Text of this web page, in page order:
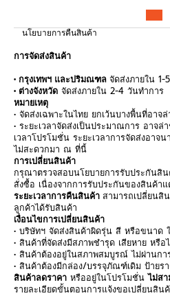
นโยบายการคืนสินค้า
การจัดส่งสินค้า
• กรุงเทพฯ และปริมณฑล จัดส่งภายใน 1-
• ต่างจังหวัด จัดส่งภายใน 2-4 วันทำการ
หมายเหตุ
• จัดส่งเฉพาะในไทย ยกเว้นบางพื้นที่อาจ
• ระยะเวลาจัดส่งเป็นประมาณการ อาจล่
เวลาโปรโมชั่น ระยะเวลาการจัดส่งอา
ไม่สะดวกมา ณ ที่นี้
การเปลี่ยนสินค้า
กรุณาตรวจสอบนโยบายการรับประกันสิ
สั่งซื้อ เนื่องจากการรับประกันของสินค้า
ระยะเวลาการคืนสินค้า สามารถเปลี่ยนสิ
ลูกค้าได้รับสินค้า
เงื่อนไขการเปลี่ยนสินค้า
• บริษัทฯ จัดส่งสินค้าผิดรุ่น สี หรือขนาด
• สินค้าที่จัดส่งมีสภาพชำรุด เสียหาย หรือ
• สินค้าต้องอยู่ในสภาพสมบูรณ์ ไม่ผ่านก
• สินค้าต้องมีกล่อง/บรรจุภัณฑ์เดิม ป้ายร
สินค้าลดราคา หรืออยู่ในโปรโมชั่นไม่ส
รายละเอียดขั้นตอนการแจ้งขอเปลี่ยนสิน